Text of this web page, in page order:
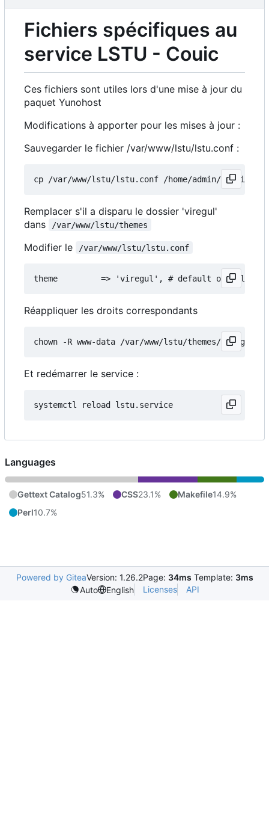
Fichiers spécifiques au
service LSTU - Couic
Ces fichiers sont utiles lors d'une mise à jour du
paquet Yunohost
Modifications à apporter pour les mises à jour :
Sauvegarder le fichier /var/www/lstu/lstu.conf :
Remplacer s'il a disparu le dossier 'viregul'
dans
/var/www/lstu/themes
Modifier le /var/www/lstu/lstu.conf
Réappliquer les droits correspondants
Et redémarrer le service :
Languages
Gettext Catalog51.3% CSS23.1% Makefile14.9%
Perl10.7%
Powered by GiteaVersion: 1.26.2Page: 34ms Template: 3ms
Auto
English Licenses API